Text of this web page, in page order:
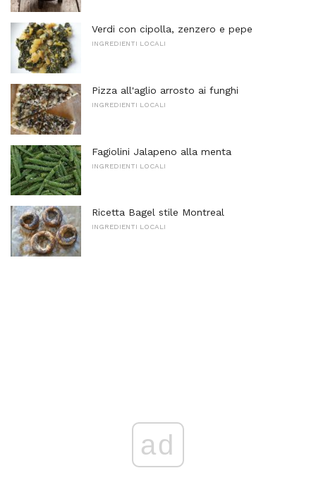
Verdi con cipolla, zenzero e pepe
INGREDIENTI LOCALI
Pizza all'aglio arrosto ai funghi
INGREDIENTI LOCALI
Fagiolini Jalapeno alla menta
INGREDIENTI LOCALI
Ricetta Bagel stile Montreal
INGREDIENTI LOCALI
ad